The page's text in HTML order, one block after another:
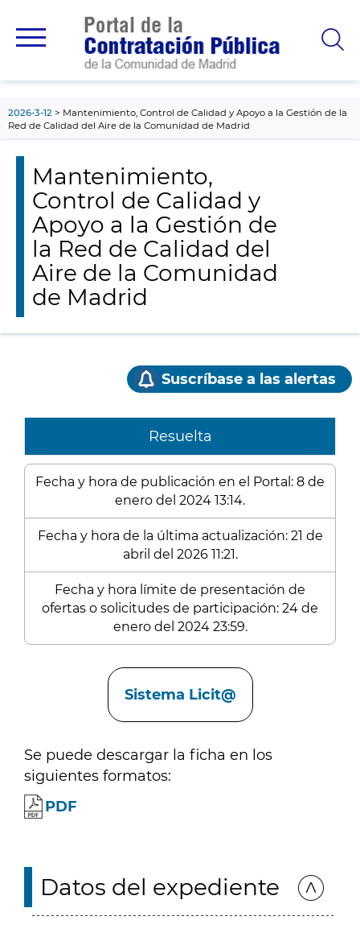
principal
2026-3-12
Mantenimiento, Control de Calidad y Apoyo a la Gestión de la
Red de Calidad del Aire de la Comunidad de Madrid
Mantenimiento,
Control de Calidad y
Apoyo a la Gestión de
la Red de Calidad del
Aire de la Comunidad
de Madrid
Suscríbase a las alertas
Resuelta
Fecha y hora de publicación en el Portal: 8 de
enero del 2024 13:14.
Fecha y hora de la última actualización: 21 de
abril del 2026 11:21.
Fecha y hora límite de presentación de
ofertas o solicitudes de participación: 24 de
enero del 2024 23:59.
Sistema Licit@
Se puede descargar la ficha en los
siguientes formatos:
PDF
Datos del expediente